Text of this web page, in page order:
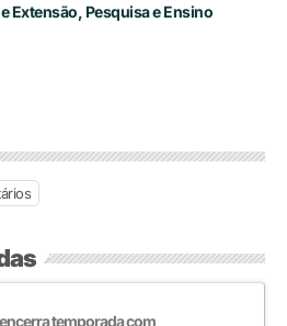
Extensão, Pesquisa e Ensino
temporada com